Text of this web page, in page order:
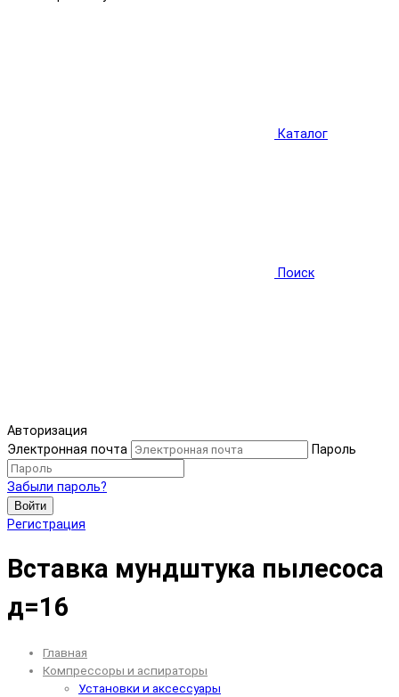
Каталог
Поиск
Авторизация
Электронная почта
Пароль
Забыли пароль?
Войти
Регистрация
Вставка мундштука пылесоса
д=16
Главная
Компрессоры и аспираторы
Установки и аксессуары